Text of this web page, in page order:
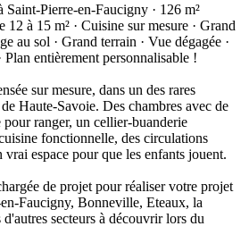
Saint-Pierre-en-Faucigny · 126 m²
12 à 15 m² · Cuisine sur mesure · Grand
au sol · Grand terrain · Vue dégagée ·
Plan entièrement personnalisable !
sur mesure, dans un des rares
Haute-Savoie. Des chambres avec de
ranger, un cellier-buanderie
fonctionnelle, des circulations
espace pour que les enfants jouent.
de projet pour réaliser votre projet
Faucigny, Bonneville, Eteaux, la
secteurs à découvrir lors du